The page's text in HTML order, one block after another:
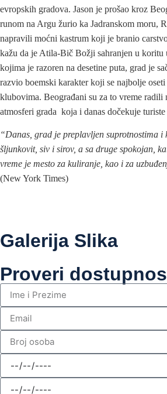
evropskih gradova. Jason je prošao kroz
runom na Argu žurio ka Jadranskom moru,
napravili moćni kastrum koji je branio
kažu da je Atila-Bič Božji sahranjen u koritu
kojima je razoren na desetine puta, grad je
razvio boemski karakter koji se najbolje
klubovima. Beograđani su za to vreme radili
atmosferi grada koja i danas dočekuje
“Danas, grad je preplavljen suprotnostima i
šljunkovit, siv i sirov, a sa druge spokojan,
vreme je mesto za kuliranje, kao i za
(New York Times)
Galerija Slika
Proveri